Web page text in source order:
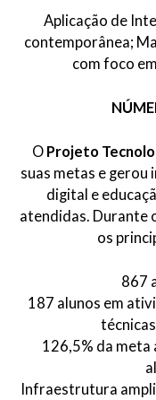
Aplicação de
contemporânea;
com foco
O Projeto
suas metas e gerou
digital e
atendidas. Durante
os
867
187 alunos em
126,5% da
Infraestrutura